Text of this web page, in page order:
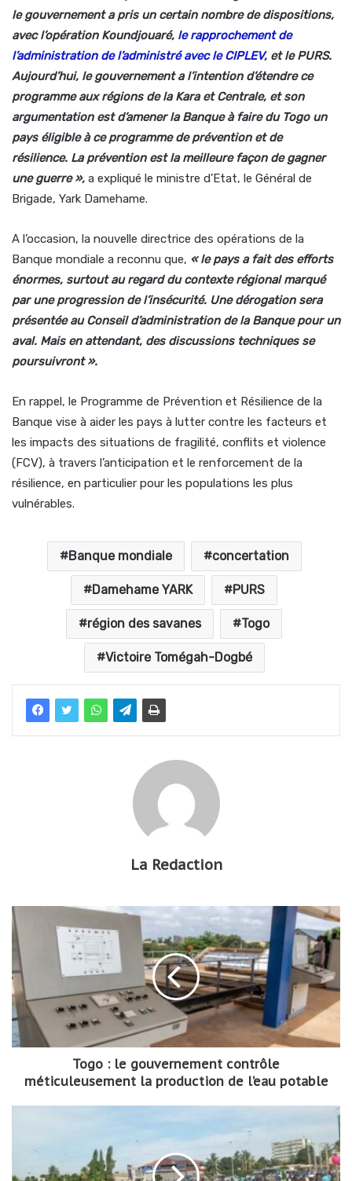
le gouvernement a pris un certain nombre de dispositions,
avec l’opération Koundjouaré, le rapprochement de
l’administration de l’administré avec le CIPLEV, et le PURS.
Aujourd’hui, le gouvernement a l’intention d’étendre ce
programme aux régions de la Kara et Centrale, et son
argumentation est d’amener la Banque à faire du Togo un
pays éligible à ce programme de prévention et de
résilience. La prévention est la meilleure façon de gagner
une guerre», a expliqué le ministre d’Etat, le Général de
Brigade, Yark Damehame.
A l’occasion, la nouvelle directrice des opérations de la
Banque mondiale a reconnu que, «le pays a fait des efforts
énormes, surtout au regard du contexte régional marqué
par une progression de l’insécurité. Une dérogation sera
présentée au Conseil d’administration de la Banque pour un
aval. Mais en attendant, des discussions techniques se
poursuivront».
En rappel, le Programme de Prévention et Résilience de la
Banque vise à aider les pays à lutter contre les facteurs et
les impacts des situations de fragilité, conflits et violence
(FCV), à travers l’anticipation et le renforcement de la
résilience, en particulier pour les populations les plus
vulnérables.
Banque mondiale concertation
Damehame YARK PURS
région des savanes Togo
Victoire Tomégah-Dogbé
La Redaction
Togo : le gouvernement contrôle
méticuleusement la production de l’eau potable